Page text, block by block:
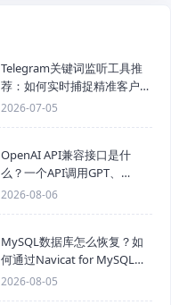
Telegram关键词监听工具推
荐：如何实时捕捉精准客户，
提高获客效率？
2026-07-05
OpenAI API兼容接口是什
么？一个API调用GPT、
Claude、Gemini、DeepSeek
2026-08-06
MySQL数据库怎么恢复？如
何通过Navicat for MySQL导
入SQL备份文件
2026-08-05